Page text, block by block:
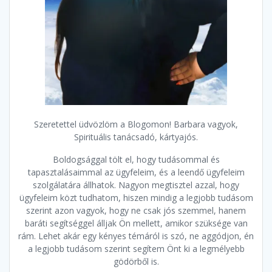
Szeretettel üdvözlöm a Blogomon! Barbara vagyok,
Spirituális tanácsadó, kártyajós.
Boldogsággal tölt el, hogy tudásommal és
tapasztalásaimmal az ügyfeleim, és a leendő ügyfeleim
szolgálatára állhatok. Nagyon megtisztel azzal, hogy
ügyfeleim közt tudhatom, hiszen mindig a legjobb tudásom
szerint azon vagyok, hogy ne csak jós szemmel, hanem
baráti segítséggel álljak Ön mellett, amikor szüksége van
rám. Lehet akár egy kényes témáról is szó, ne aggódjon, én
a legjobb tudásom szerint segítem Önt ki a legmélyebb
gödörből is.